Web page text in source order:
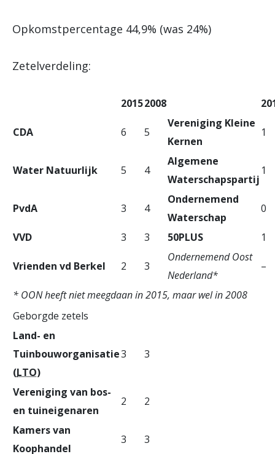
Opkomstpercentage 44,9% (was 24%)
Zetelverdeling:
20152008
CDA 6 5
Vereniging Kleine
Kernen
1
Water Natuurlijk 5 4
Algemene
Waterschapspartij
1
PvdA 3 4
Ondernemend
Waterschap
0
VVD 3 3 50PLUS 1
Vrienden vd Berkel 2 3
Ondernemend Oost
Nederland*
–
* OON heeft niet meegdaan in 2015, maar wel in 2008
Geborgde zetels
Land- en
Tuinbouworganisatie
(LTO)
3 3
Vereniging van bos-
en tuineigenaren
2 2
Kamers van
Koophandel
3 3